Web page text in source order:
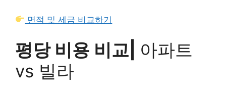
면적 및 세금 비교하기
평당 비용 비교| 아파트
vs 빌라